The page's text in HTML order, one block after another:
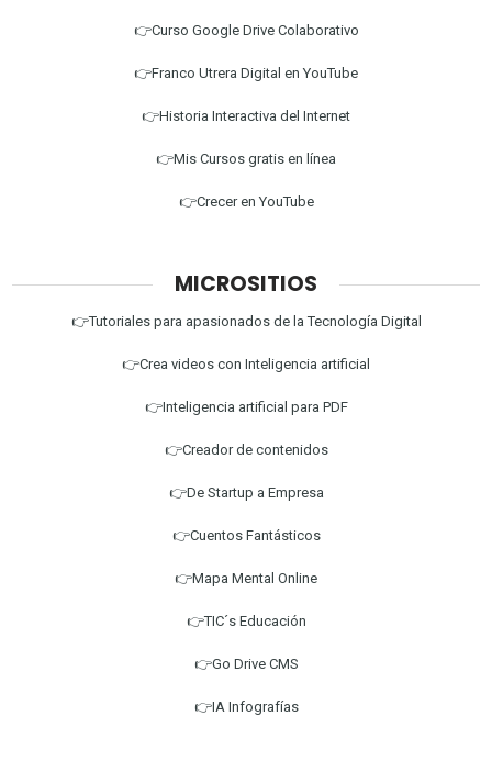
👉Curso Google Drive Colaborativo
👉Franco Utrera Digital en YouTube
👉Historia Interactiva del Internet
👉Mis Cursos gratis en línea
👉Crecer en YouTube
MICROSITIOS
👉Tutoriales para apasionados de la Tecnología Digital
👉Crea videos con Inteligencia artificial
👉Inteligencia artificial para PDF
👉Creador de contenidos
👉De Startup a Empresa
👉Cuentos Fantásticos
👉Mapa Mental Online
👉TIC´s Educación
👉Go Drive CMS
👉IA Infografías